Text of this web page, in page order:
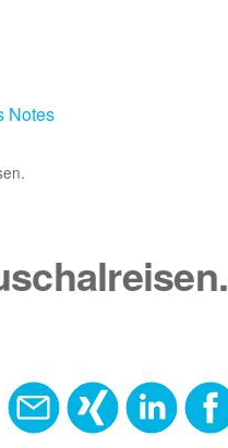
Notes